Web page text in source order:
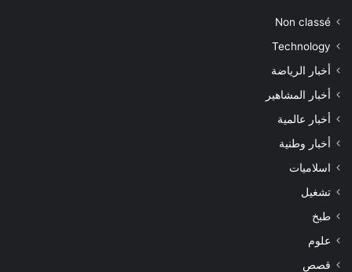
Non classé
Technology
أخبار الرياضة
أخبار المشاهير
أخبار عالمية
أخبار وطنية
اسلاميات
تشغيل
طبخ
علوم
قصص